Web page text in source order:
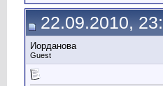
22.09.2010,
Иорданова
Guest